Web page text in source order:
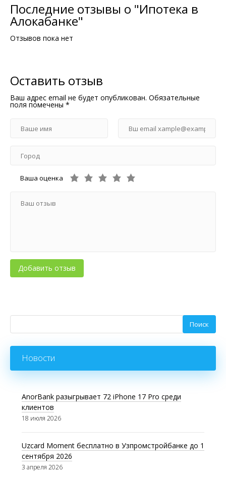
Последние отзывы о "Ипотека в
Алокабанке"
Отзывов пока нет
Оставить отзыв
Ваш адрес email не будет опубликован. Обязательные
поля помечены *
Ваша оценка
Новости
AnorBank разыгрывает 72 iPhone 17 Pro среди
клиентов
18 июля 2026
Uzcard Moment бесплатно в Узпромстройбанке до 1
сентября 2026
3 апреля 2026